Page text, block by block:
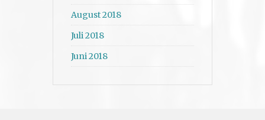
August 2018
Juli 2018
Juni 2018